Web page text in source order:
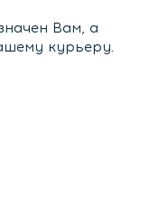
Вам, а
курьеру.